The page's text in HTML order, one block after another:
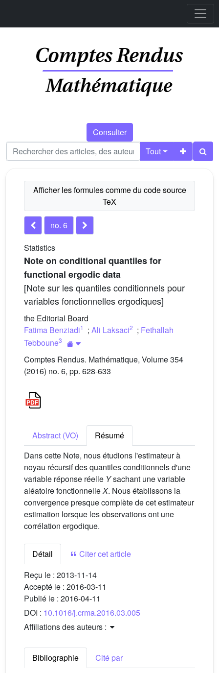
Consulter
Tout
no. 6
Statistics
Note on conditional quantiles for
functional ergodic data
[Note sur les quantiles conditionnels pour
variables fonctionnelles ergodiques]
the Editorial Board
Fatima Benziadi1 ; Ali Laksaci2 ; Fethallah
Tebboune3
Comptes Rendus. Mathématique, Volume 354
(2016) no. 6, pp. 628-633
Abstract (VO)
Résumé
Dans cette Note, nous étudions l'estimateur à
noyau récursif des quantiles conditionnels d'une
variable réponse réelle Ysachant une variable
aléatoire fonctionnelleX. Nous établissons la
convergence presque complète de cet estimateur
estimation lorsque les observations ont une
corrélation ergodique.
Détail
Citer cet article
Reçu le : 2013-11-14
Accepté le : 2016-03-11
Publié le : 2016-04-11
DOI : 10.1016/j.crma.2016.03.005
Affiliations des auteurs :
Bibliographie
Cité par